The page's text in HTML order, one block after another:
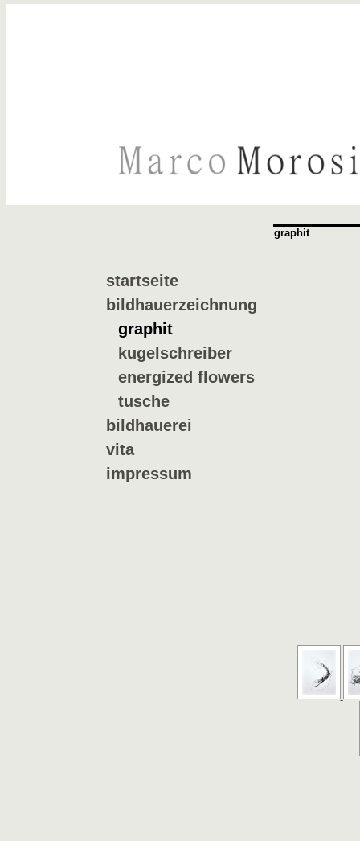
startseite
bildhauerzeichnung
graphit
kugelschreiber
energized flowers
tusche
bildhauerei
vita
impressum
graphit